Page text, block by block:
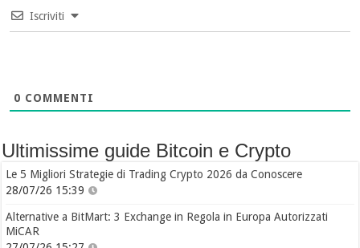
Iscriviti
0 COMMENTI
Ultimissime guide Bitcoin e Crypto
Le 5 Migliori Strategie di Trading Crypto 2026 da Conoscere
28/07/26 15:39
Alternative a BitMart: 3 Exchange in Regola in Europa Autorizzati
MiCAR